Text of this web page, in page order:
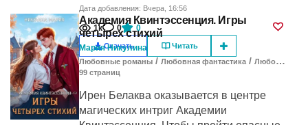
Дата добавления: Вчера, 16:56
1к 0 0
Скачать Читать
Академия Квинтэссенция. Игры
четырех стихий
Мария Никулина
Любовные романы / Любовная фантастика / Любовное фэнтези
99 cтраниц
Ирен Белаква оказывается в центре
магических интриг Академии